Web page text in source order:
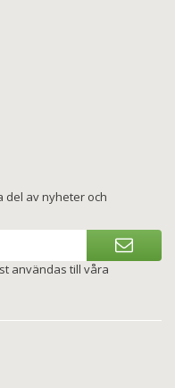
del av nyheter och
användas till våra